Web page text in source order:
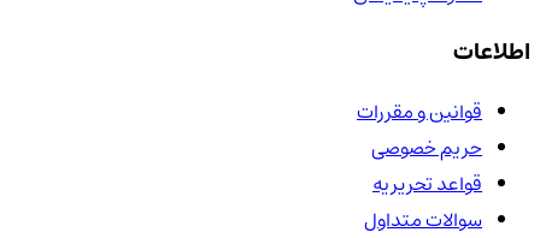
اطلاعات
قوانین و مقررات
حریم خصوصی
قواعد تحریریه
سوالات متداول